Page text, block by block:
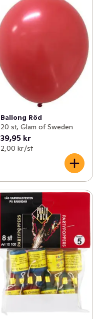
Ballong Röd
20 st, Glam of Sweden
39,95 kr
2,00 kr /st